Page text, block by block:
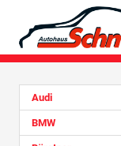
Audi
BMW